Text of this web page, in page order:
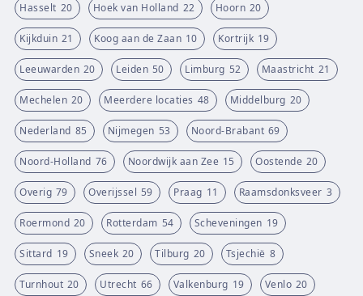
Hasselt 20 Hoek van Holland 22 Hoorn 20
Kijkduin 21 Koog aan de Zaan 10 Kortrijk 19
Leeuwarden 20 Leiden 50 Limburg 52 Maastricht 21
Mechelen 20 Meerdere locaties 48 Middelburg 20
Nederland 85 Nijmegen 53 Noord-Brabant 69
Noord-Holland 76 Noordwijk aan Zee 15 Oostende 20
Overig 79 Overijssel 59 Praag 11 Raamsdonksveer 3
Roermond 20 Rotterdam 54 Scheveningen 19
Sittard 19 Sneek 20 Tilburg 20 Tsjechië 8
Turnhout 20 Utrecht 66 Valkenburg 19 Venlo 20